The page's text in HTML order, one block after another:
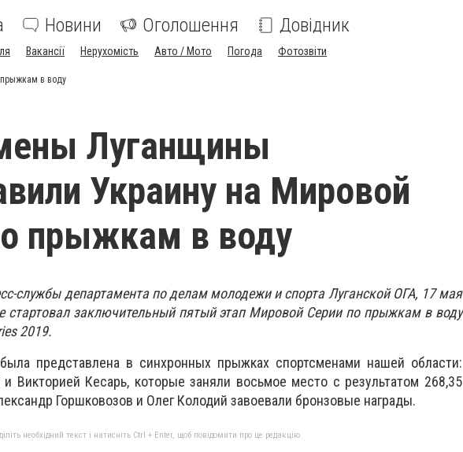
Новини Оголошення Довідник
Вакансії Нерухомість Авто / Мото Погода Фотозвіти
в воду
Луганщины
Украину на Мировой
прыжкам в воду
службы департамента по делам молодежи и спорта Луганской ОГА, 17 мая
стартовал заключительный пятый этап Мировой Серии по прыжкам в воду
2019.
представлена ​​в синхронных прыжках спортсменами нашей области:
Викторией Кесарь, которые заняли восьмое место с результатом 268,35
Горшковозов и Олег Колодий завоевали бронзовые награды.
необхідний текст і натисніть Ctrl + Enter, щоб повідомити про це редакцію